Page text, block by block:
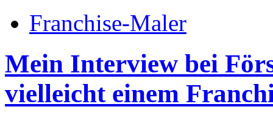
Franchise-Maler
Mein Interview bei
vielleicht einem